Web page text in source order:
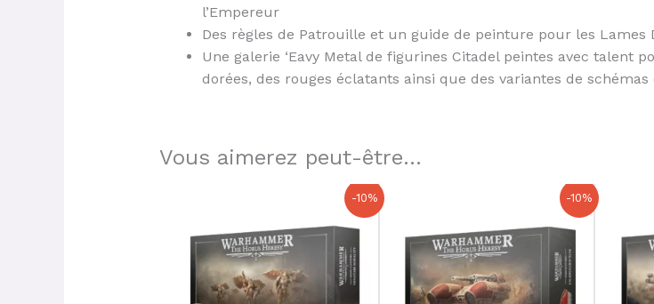
l’Empereur
Des règles de Patrouille et un guide de peinture pour les Lames
Une galerie ‘Eavy Metal de figurines Citadel peintes avec talent
dorées, des rouges éclatants ainsi que des variantes de
Vous aimerez peut-être...
-10%
était :
64,00 €.
actuel
est :
57,60 €.
-10%
était :
80,00 €.
est :
72,00 €.